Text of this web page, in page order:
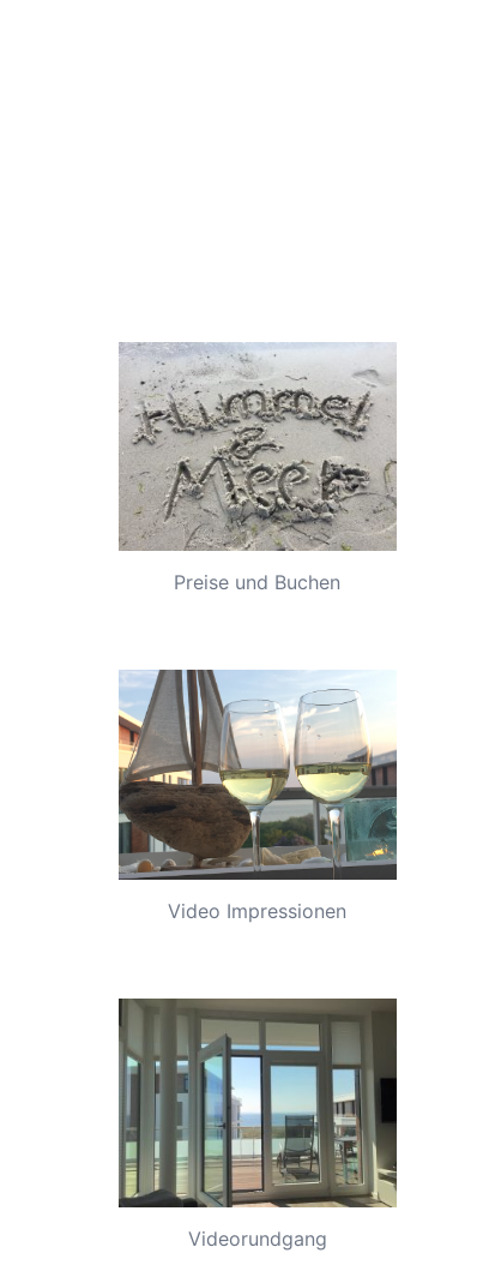
Preise und Buchen
Video Impressionen
Videorundgang